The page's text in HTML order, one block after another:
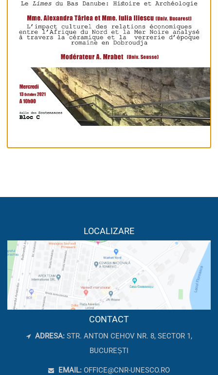
LOCALIZARE
CONTACT
ADRESA: STR. ANTON CEHOV NR. 8, SECTOR 1,
BUCUREȘTI
EMAIL: OFFICE@CNR-UNESCO.RO